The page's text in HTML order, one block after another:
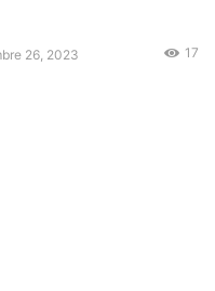
26, 2023 17